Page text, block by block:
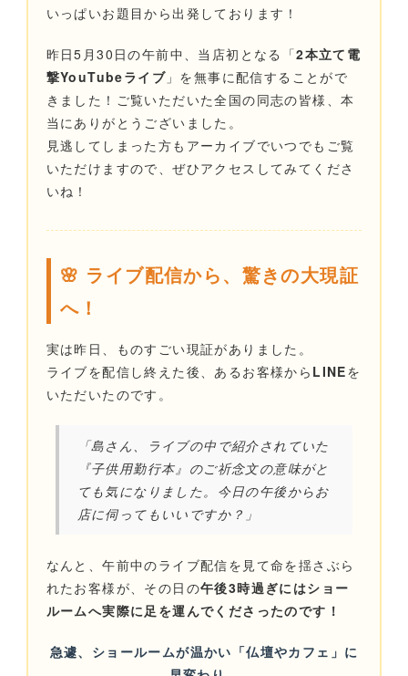
いっぱいお題目から出発しております！
昨日5月30日の午前中、当店初となる「2本立て電
撃YouTubeライブ 」を無事に配信することがで
きました！ご覧いただいた全国の同志の皆様、本
当にありがとうございました。
見逃してしまった方もアーカイブでいつでもご覧
いただけますので、ぜひアクセスしてみてくださ
いね！
🌸 ライブ配信から、驚きの大現証
へ！
実は昨日、ものすごい現証がありました。
ライブを配信し終えた後、あるお客様から LINEを
いただいたのです。
「島さん、ライブの中で紹介されていた
『子供用勤行本』のご祈念文の意味がと
ても気になりました。今日の午後からお
店に伺ってもいいですか？」
なんと、午前中のライブ配信を見て命を揺さぶら
れたお客様が、その日の午後3時過ぎにはショー
ルームへ実際に足を運んでくださったのです！
急遽、ショールームが温かい「仏壇やカフェ」に